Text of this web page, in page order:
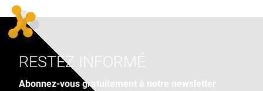
RESTEZ INFORMÉ
Abonnez-vous gratuitement à notre newsletter